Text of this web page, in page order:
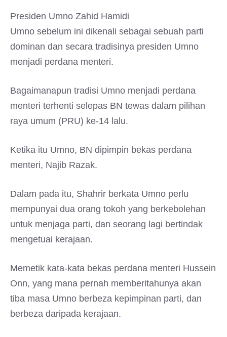
Presiden Umno Zahid Hamidi
Umno sebelum ini dikenali sebagai sebuah parti
dominan dan secara tradisinya presiden Umno
menjadi perdana menteri.
Bagaimanapun tradisi Umno menjadi perdana
menteri terhenti selepas BN tewas dalam pilihan
raya umum (PRU) ke-14 lalu.
Ketika itu Umno, BN dipimpin bekas perdana
menteri, Najib Razak.
Dalam pada itu, Shahrir berkata Umno perlu
mempunyai dua orang tokoh yang berkebolehan
untuk menjaga parti, dan seorang lagi bertindak
mengetuai kerajaan.
Memetik kata-kata bekas perdana menteri Hussein
Onn, yang mana pernah memberitahunya akan
tiba masa Umno berbeza kepimpinan parti, dan
berbeza daripada kerajaan.